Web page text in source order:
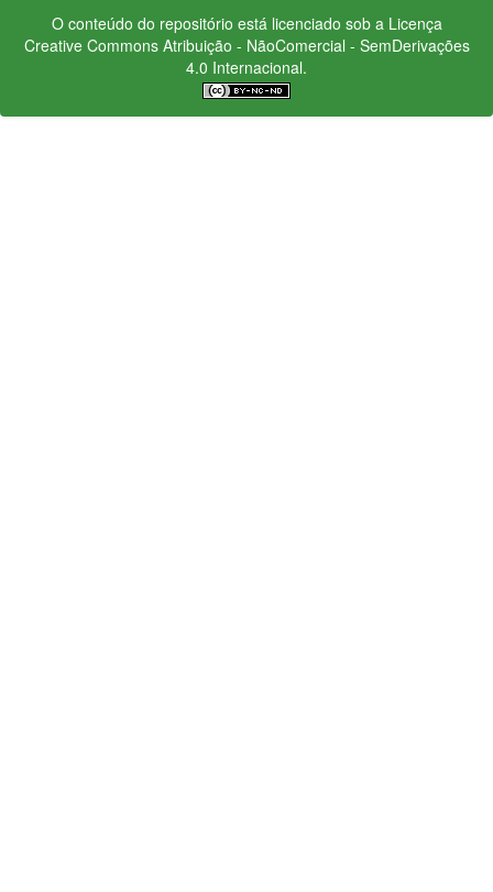
O conteúdo do repositório está licenciado sob a Licença
Creative CommonsAtribuição - NãoComercial - SemDerivações
4.0 Internacional.